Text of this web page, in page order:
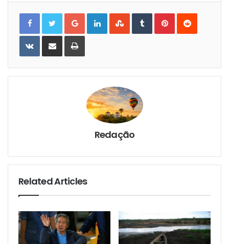
Google+LinkedInStumbleUpon
TumblrPinterestReddit
VKontakteShare
Email
Print
Redação
Related Articles